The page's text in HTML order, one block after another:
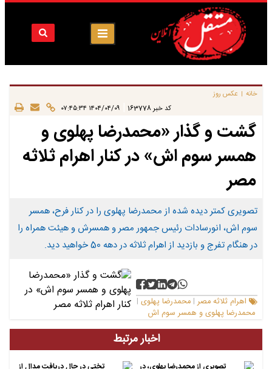
خانه | عکس روز
کد خبر 163778 ۱۴۰۴/۰۴/۰۹ ۰۷:۴۵:۳۴
گشت و گذار «محمدرضا پهلوی و
همسر سوم اش» در کنار اهرام ثلاثه
مصر
تصویری کمتر دیده شده از محمدرضا پهلوی را در کنار فرح، همسر
سوم اش، انورسادات رئیس جمهور مصر و همسرش و هیئت همراه را
در هنگام تفرج و بازدید از اهرام ثلاثه در دهه 50 خواهید دید.
اهرام ثلاثه مصر | محمدرضا پهلوی |
محمدرضا پهلوی و همسر سوم اش
اخبار مرتبط
تصویری از محمدرضا پهلوی، در
تختی در حال دریافت مدال از